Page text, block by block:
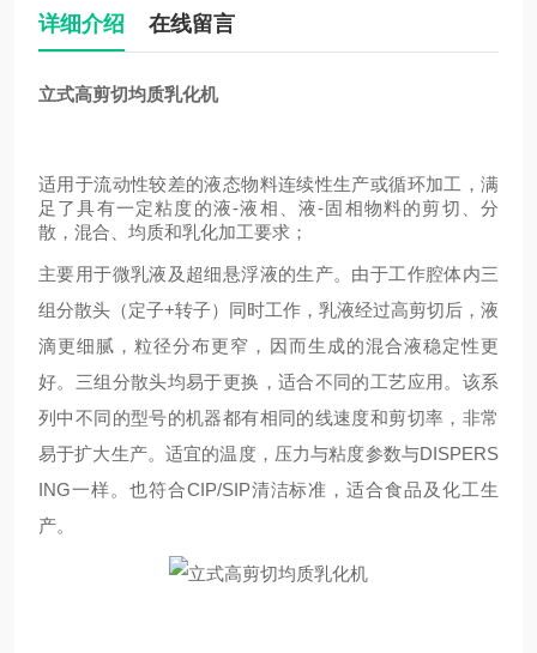
详细介绍 在线留言
立式高剪切均质乳化机
适用于流动性较差的液态物料连续性生产或循环加工，满
足了具有一定粘度的液-液相、液-固相物料的剪切、分
散，混合、均质和乳化加工要求；
主要用于微乳液及超细悬浮液的生产。由于工作腔体内三
组分散头（定子+转子）同时工作，乳液经过高剪切后，液
滴更细腻，粒径分布更窄，因而生成的混合液稳定性更
好。三组分散头均易于更换，适合不同的工艺应用。该系
列中不同的型号的机器都有相同的线速度和剪切率，非常
易于扩大生产。适宜的温度，压力与粘度参数与DISPERS
ING一样。也符合CIP/SIP清洁标准，适合食品及化工生
产。